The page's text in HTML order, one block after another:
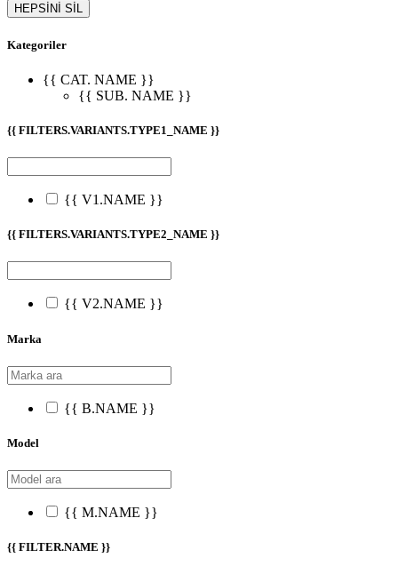
HEPSİNİ SİL
Kategoriler
{{ CAT. NAME }}
{{ SUB. NAME }}
{{ FILTERS.VARIANTS.TYPE1_NAME }}
{{ V1.NAME }}
{{ FILTERS.VARIANTS.TYPE2_NAME }}
{{ V2.NAME }}
Marka
{{ B.NAME }}
Model
{{ M.NAME }}
{{ FILTER.NAME }}